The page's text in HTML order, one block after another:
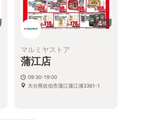
4枚
マルミヤストア
蒲江店
09:30-19:00
大分県佐伯市蒲江蒲江浦3361-1